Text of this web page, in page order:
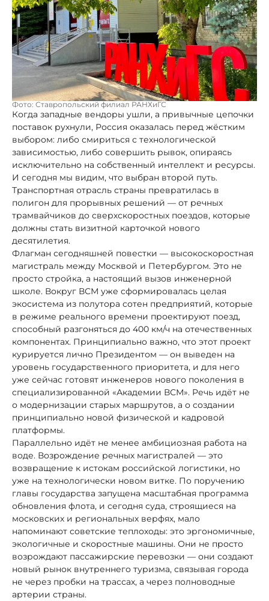
Фото: Ставропольский филиал РАНХиГС
Когда западные вендоры ушли, а привычные цепочки
поставок рухнули, Россия оказалась перед жёстким
выбором: либо смириться с технологической
зависимостью, либо совершить рывок, опираясь
исключительно на собственный интеллект и ресурсы.
И сегодня мы видим, что выбран второй путь.
Транспортная отрасль страны превратилась в
полигон для прорывных решений — от речных
трамвайчиков до сверхскоростных поездов, которые
должны стать визитной карточкой нового
десятилетия.
Флагман сегодняшней повестки — высокоскоростная
магистраль между Москвой и Петербургом. Это не
просто стройка, а настоящий вызов инженерной
школе. Вокруг ВСМ уже сформировалась целая
экосистема из полутора сотен предприятий, которые
в режиме реального времени проектируют поезд,
способный разгоняться до 400 км/ч на отечественных
компонентах. Принципиально важно, что этот проект
курируется лично Президентом — он выведен на
уровень государственного приоритета, и для него
уже сейчас готовят инженеров нового поколения в
специализированной «Академии ВСМ». Речь идёт не
о модернизации старых маршрутов, а о создании
принципиально новой физической и кадровой
платформы.
Параллельно идёт не менее амбициозная работа на
воде. Возрождение речных магистралей — это
возвращение к истокам российской логистики, но
уже на технологически новом витке. По поручению
главы государства запущена масштабная программа
обновления флота, и сегодня суда, строящиеся на
московских и региональных верфях, мало
напоминают советские теплоходы: это эргономичные,
экологичные и скоростные машины. Они не просто
возрождают пассажирские перевозки — они создают
новый рынок внутреннего туризма, связывая города
не через пробки на трассах, а через полноводные
артерии страны.